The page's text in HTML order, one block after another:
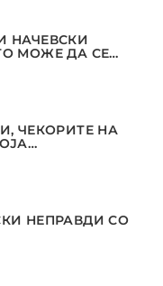
НАЧЕВСКИ
МОЖЕ ДА СЕ
ЧЕКОРИТЕ НА
НЕПРАВДИ СО